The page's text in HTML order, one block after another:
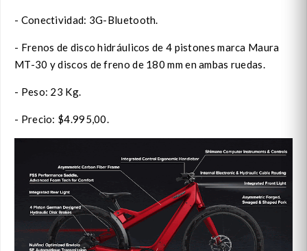
- Conectividad: 3G-Bluetooth.
- Frenos de disco hidráulicos de 4 pistones marca Maura
MT-30 y discos de freno de 180 mm en ambas ruedas.
- Peso: 23 Kg.
- Precio: $4.995,00.